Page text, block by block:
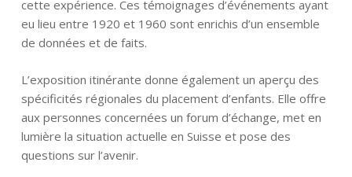
cette expérience. Ces témoignages d’événements ayant
eu lieu entre 1920 et 1960 sont enrichis d’un ensemble
de données et de faits.
L’exposition itinérante donne également un aperçu des
spécificités régionales du placement d’enfants. Elle offre
aux personnes concernées un forum d’échange, met en
lumière la situation actuelle en Suisse et pose des
questions sur l’avenir.